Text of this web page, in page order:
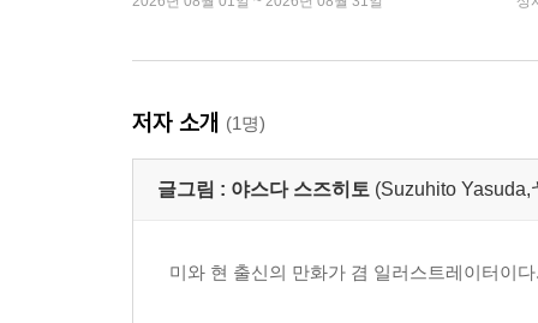
저자 소개 (1명)
글그림 : 야스다 스즈히토 (Suzuhito Yasuda,
미와 현 출신의 만화가 겸 일러스트레이터이